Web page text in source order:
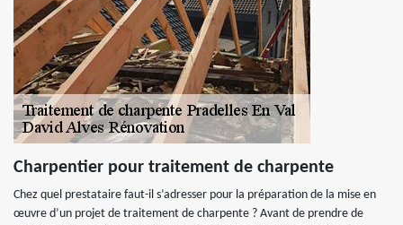
Charpentier pour traitement de charpente
Chez quel prestataire faut-il s’adresser pour la préparation de la mise en
œuvre d’un projet de traitement de charpente ? Avant de prendre de